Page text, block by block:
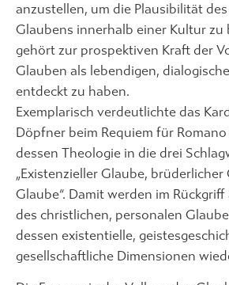
anzustellen, um die Plausibilität
Glaubens innerhalb einer Kultur zu
gehört zur prospektiven Kraft der
Glauben als lebendigen,
entdeckt zu haben.
Exemplarisch verdeutlichte das
Döpfner beim Requiem für
dessen Theologie in die drei
„Existenzieller Glaube,
Glaube“. Damit werden im
des christlichen, personalen
dessen existentielle,
gesellschaftliche Dimensionen